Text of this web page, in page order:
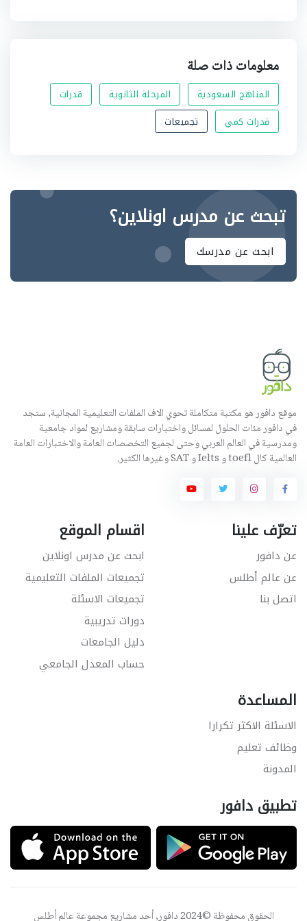
معلومات ذات صلة
المناهج السعودية المرحلة الثانوية
قدرات
قدرات كمي
تجميعات
تبحث عن مدرس اونلاين؟
ابحث عن مدرسك
موقع دافور هو مكتبة متكاملة تحوي الاف الملفات التعليمية المجانية, ستجد
في دافور مئات الحلول لمسائل واختبارات سابقة ومشاريع لمواد جامعية
ومدرسية في العالم العربي وحتى لجميع التخصصات العامة والاختبارات العامة
العالمية كال toefl و Ielts و SAT وغيرها الكثير.
تعرّف علينا
عن دافور
عن عالم أطلس
اتصل بنا
اقسام الموقع
ابحث عن مدرس اونلاين
تجميعات الملفات التعليمية
تجميعات الاسئلة
دورات تدريبية
دليل الجامعات
حساب المعدل الجامعي
المساعدة
الاسئلة الاكثر تكرارا
وظائف تعليم
المدونة
تطبيق دافور
الحقوق محفوظة ©2024 دافور, أحد مشاريع مجموعة عالم أطلس